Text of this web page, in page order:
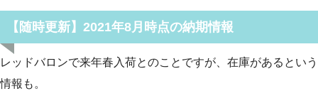
【随時更新】2021年8月時点の納期情報
レッドバロンで来年春入荷とのことですが、在庫があるという
情報も。